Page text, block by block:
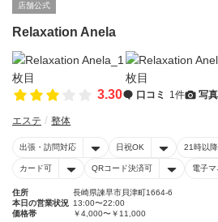
店舗公式
Relaxation Anela
3.30 口コミ 1件 写真
エステ 整体
出張・訪問対応 日祝OK 21時以
カード可 QRコード決済可 電子
住所
長崎県諫早市貝津町1664-6
本日の営業状況 13:00〜22:00
価格帯
￥4,000〜￥11,000